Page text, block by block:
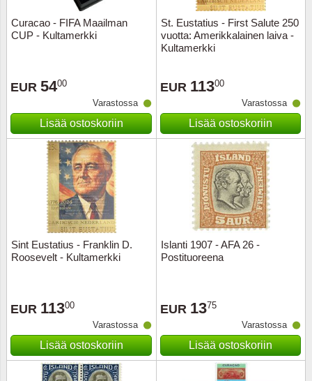
Curacao - FIFA Maailman
CUP - Kultamerkki
EUR 5400
Varastossa
Lisää ostoskoriin
St. Eustatius - First Salute 250
vuotta: Amerikkalainen laiva -
Kultamerkki
EUR 11300
Varastossa
Lisää ostoskoriin
Sint Eustatius - Franklin D.
Roosevelt - Kultamerkki
EUR 11300
Varastossa
Lisää ostoskoriin
Islanti 1907 - AFA 26 -
Postituoreena
EUR 1375
Varastossa
Lisää ostoskoriin
Länsi-
Malta